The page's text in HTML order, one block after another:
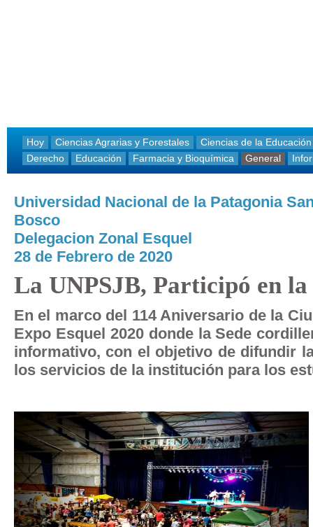
Hoy Ciencias Agrarias y Forestales
Ciencias de la Educación
Derecho
Educación Farmacia y Bioquímica General
Universidad Nacional de la Patagonia
Bosco
Delegacion Zonal Esquel
28 de Febrero de 2020
La UNPSJB, Participó en la
En el marco del 114 Aniversario de la
Expo Esquel 2020 donde la Sede
informativo, con el objetivo de difundir
los servicios de la institución para los